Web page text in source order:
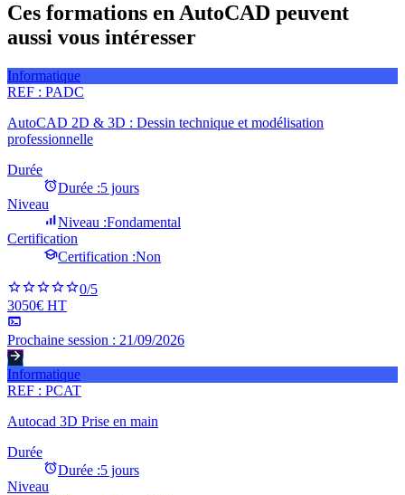
Ces formations en AutoCAD peuvent
aussi vous intéresser
Informatique
REF : PADC
AutoCAD 2D & 3D : Dessin technique et modélisation
professionnelle
Durée
Durée :5 jours
Niveau
Niveau :Fondamental
Certification
Certification :Non
0/5
3050€ HT
Prochaine session : 21/09/2026
Informatique
REF : PCAT
Autocad 3D Prise en main
Durée
Durée :5 jours
Niveau